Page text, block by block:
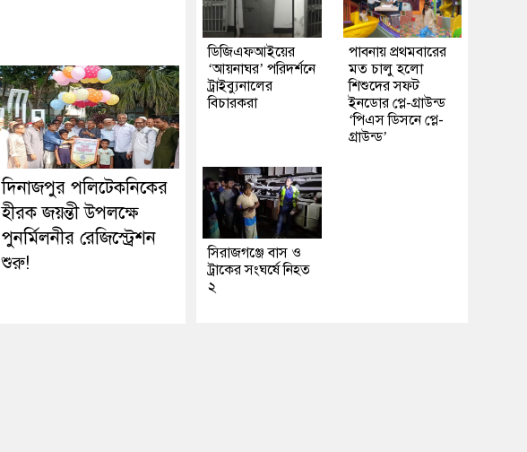
দিনাজপুর পলিটেকনিকের
হীরক জয়ন্তী উপলক্ষে
পুনর্মিলনীর রেজিস্ট্রেশন
শুরু!
ডিজিএফআইয়ের
‘আয়নাঘর’ পরিদর্শনে
ট্রাইব্যুনালের
বিচারকরা
পাবনায় প্রথমবারের
মত চালু হলো
শিশুদের সফট
ইনডোর প্লে-গ্রাউন্ড
‘পিএস ডিসনে প্লে-
গ্রাউন্ড’
সিরাজগঞ্জে বাস ও
ট্রাকের সংঘর্ষে নিহত
২